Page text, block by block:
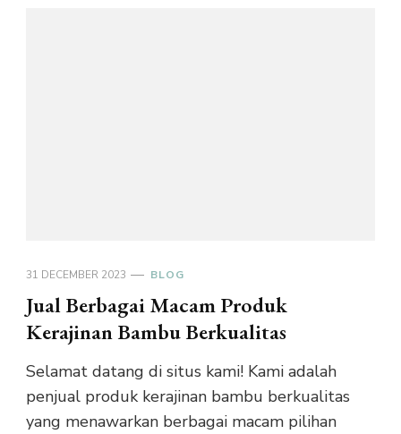
31 DECEMBER 2023 BLOG
Jual Berbagai Macam Produk
Kerajinan Bambu Berkualitas
Selamat datang di situs kami! Kami adalah
penjual produk kerajinan bambu berkualitas
yang menawarkan berbagai macam pilihan